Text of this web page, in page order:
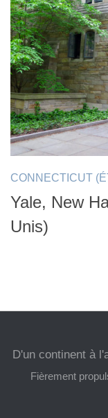
CONNECTICUT
Yale, New
Unis)
D'un continent à
Fièrement